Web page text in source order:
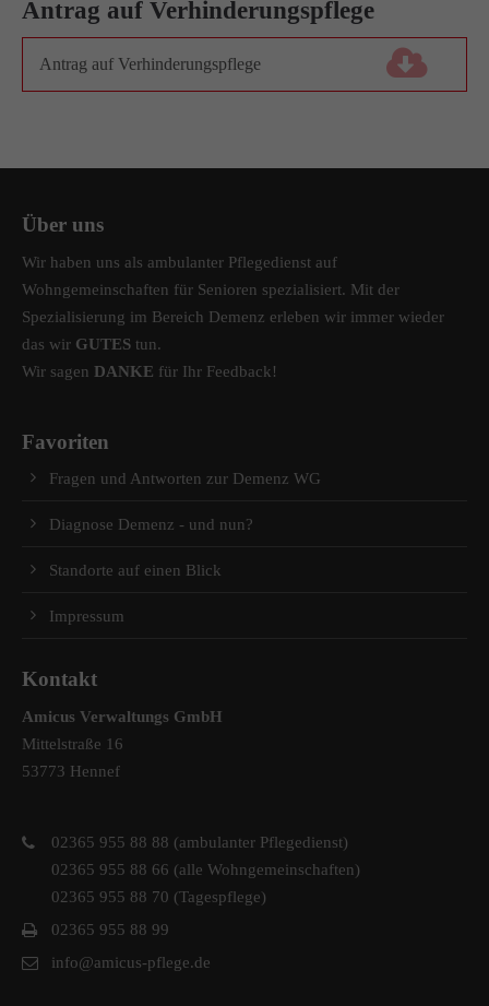
info@amicus-pflege.de
Antrag auf Verhinderungspflege
Antrag auf Verhinderungspflege
Über uns
Wir haben uns als ambulanter Pflegedienst auf
Wohngemeinschaften für Senioren spezialisiert. Mit der
Spezialisierung im Bereich Demenz erleben wir immer wieder
das wir GUTES tun.
Wir sagen DANKE für Ihr Feedback!
Favoriten
Fragen und Antworten zur Demenz WG
Diagnose Demenz - und nun?
Standorte auf einen Blick
Impressum
Kontakt
Amicus Verwaltungs GmbH
Mittelstraße 16
53773 Hennef
02365 955 88 88 (ambulanter Pflegedienst)
02365 955 88 66 (alle Wohngemeinschaften)
02365 955 88 70 (Tagespflege)
02365 955 88 99
info@amicus-pflege.de